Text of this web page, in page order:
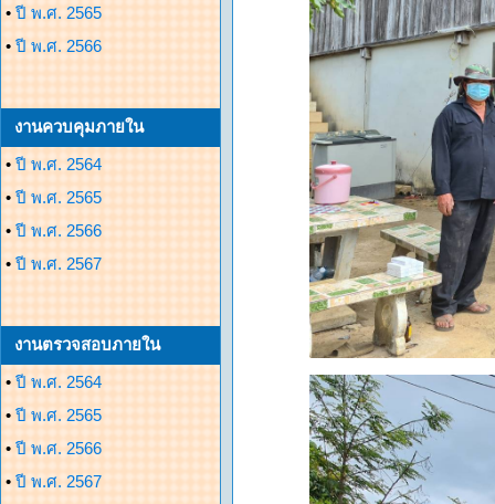
• ปี พ.ศ. 2565
• ปี พ.ศ. 2566
งานควบคุมภายใน
• ปี พ.ศ. 2564
• ปี พ.ศ. 2565
• ปี พ.ศ. 2566
• ปี พ.ศ. 2567
งานตรวจสอบภายใน
• ปี พ.ศ. 2564
• ปี พ.ศ. 2565
• ปี พ.ศ. 2566
• ปี พ.ศ. 2567